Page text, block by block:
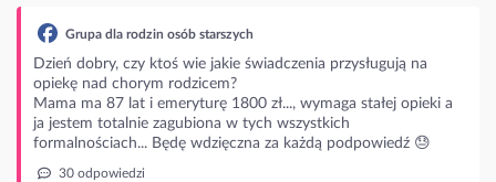
na
opieki a
😓